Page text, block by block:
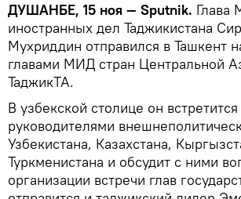
ДУШАНБЕ, 15 ноя — Sputnik. Глава
иностранных дел Таджикистана
Мухриддин отправился в Ташкент
главами МИД стран Центральной
ТаджикТА.
В узбекской столице он встретится
руководителями
Узбекистана, Казахстана,
Туркменистана и обсудит с ними
организации встречи глав